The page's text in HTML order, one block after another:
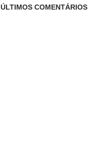
ÚLTIMOS COMENTÁRIOS